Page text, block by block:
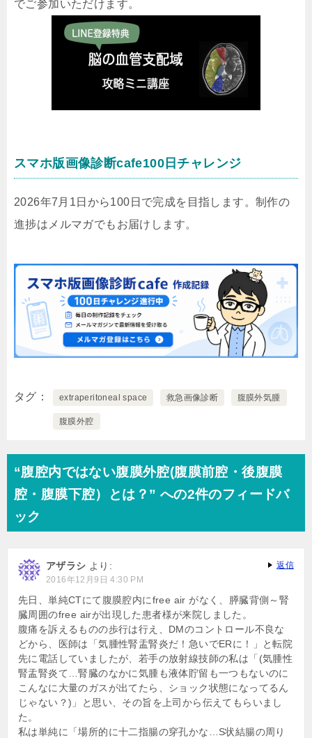
でご参加いただけます。
スマホ版画像診断cafe100日チャレンジ
2026年7月1日から100日で完成を目指します。制作の
進捗はメルマガでもお届けします。
タグ extraperitoneal space 救急画像診断 腹膜外気腫
腹膜外腔
“腹腔内ではない腹膜外腔(腹膜前腔・後腹膜
腔・腹膜下腔）とは？” への2件のフィードバ
ック
アザラシ より:
2016年12月9日 4:30 PM
先日、単純CTにて腹膜腔内にfree air がなく、膵臓背側～腎
臓周囲のfree airが出現した患者様が来院しました。
腹痛を訴えるものの歩行は行え、DMのコントロール不良な
どから、医師は「気腫性腎盂腎炎だ！急いでERに！」と転院
先に電話していましたが、若手の放射線技師の私は「(気腫性
腎盂腎炎て…腎臓のなかに気腫も液体貯留も一つもないのに
こんなに大量のガスが出てたら、ショック状態になってるん
じゃない？)」と思い、その旨を上司から伝えてもらいまし
た。
私は単純に「場所的に十二指腸の穿孔かな…S状結腸の周り
返信